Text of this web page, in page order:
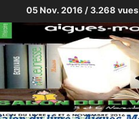
05 Nov. 2016 / 3.268 vues